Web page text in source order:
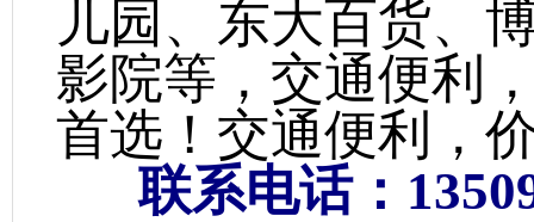
儿园、东大百货、
影院等，交通便利
首选！交通便利，
联系电话：